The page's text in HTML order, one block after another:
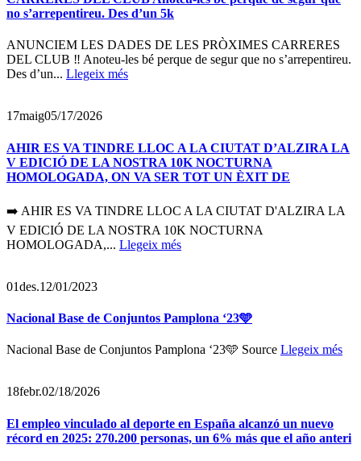
no s’arrepentireu. Des d’un 5k
ANUNCIEM LES DADES DE LES PRÒXIMES CARRERES
DEL CLUB ‼️ Anoteu-les bé perque de segur que no s’arrepentireu.
Des d’un... Llegeix més
17maig05/17/2026
AHIR ES VA TINDRE LLOC A LA CIUTAT D’ALZIRA LA
V EDICIÓ DE LA NOSTRA 10K NOCTURNA
HOMOLOGADA, ON VA SER TOT UN ÈXIT DE
➡️ AHIR ES VA TINDRE LLOC A LA CIUTAT D'ALZIRA LA
V EDICIÓ DE LA NOSTRA 10K NOCTURNA
HOMOLOGADA,... Llegeix més
01des.12/01/2023
Nacional Base de Conjuntos Pamplona ‘23🩵
Nacional Base de Conjuntos Pamplona ‘23🩵 Source Llegeix més
18febr.02/18/2026
El empleo vinculado al deporte en España alcanzó un nuevo
récord en 2025: 270.200 personas, un 6% más que el año anteri